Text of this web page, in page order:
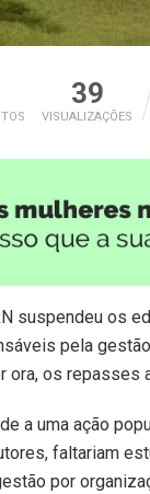
39
VISUALIZAÇÕES
suspendeu os
pela
ora, os
a uma ação
faltariam
por